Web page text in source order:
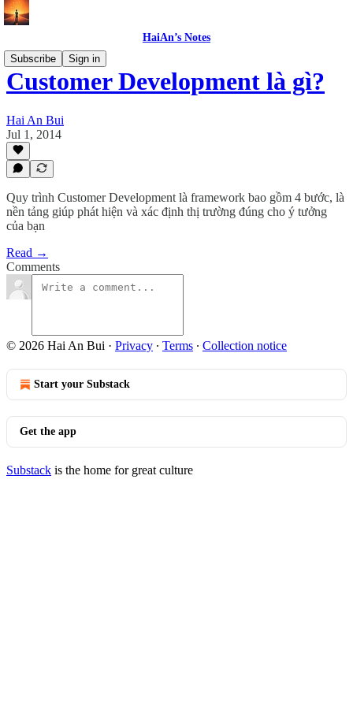
HaiAn’s Notes
Subscribe
Sign in
Customer Development là gì?
Hai An Bui
Jul 1, 2014
Quy trình Customer Development là framework bao gồm 4 bước, là
nền tảng giúp phát hiện và xác định thị trường đúng cho ý tưởng
của bạn
Read →
Comments
© 2026 Hai An Bui · Privacy ∙ Terms ∙ Collection notice
Start your Substack
Get the app
Substack is the home for great culture